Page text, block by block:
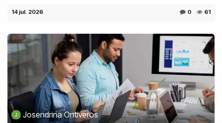
14 jul. 2026 0 61
Josendrina Ontiveros